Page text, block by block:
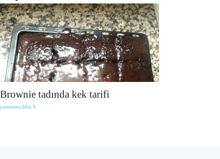
Brownie tadında kek tarifi
yaseminyildiz 0